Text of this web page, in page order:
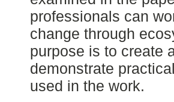
professionals can
change through
purpose is to create
demonstrate
used in the work.